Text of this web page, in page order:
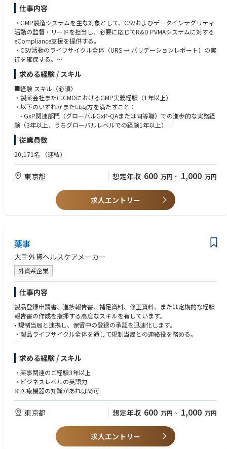
■経験 スキル〈尚可〉
• プロジェクトマネジメントのスキルおよび実務経験
• ICH Q10、PIC/S GMP Annex 11、MHLW ER/ESを含むGMP規制の深い知
識
• リスクベースのアプローチによるCMO/ベンダーシステムアセスメント用
監査チェックリストの作成・実施能力
• 製造環境におけるデータインテグリティ（ALCOA++原則）の知識と実
装・評価経験
• CSVライフサイクルおよびGAMP5手法に関する専門知識
• AI/MLバリデーションに関する知識
• 修士号または博士号
• 規制当局査察（FDA、EMA、PMDA）に関する実務経験
• グローバルベンダーガバナンスモデルの標準化・統一化への経験
• デジタル品質イニシアチブ（システム統合、AIバリデーション等）への
関与経験
仕事内容
・GMP製造システムを主な対象として、CSVおよびデータインテグリティ
活動の監督・リードを担当し、必要に応じてR&D PVMAシステムに対する
eCompliance支援を提供する。
・CSV活動のライフサイクル全体（URS → バリデーションレポート）の実
行を確保する。
・GxPシステムのリスクベースバリデーションおよびDI評価、バリデーシ
ョン計画書・ユーザー要件仕様書・機能/設計仕様書・テストプロトコル
（IQ/OQ/PQ）・トレーサビリティマトリクス・バリデーション報告書・S
OP・変更管理文書など、システムライフサイクル文書の管理・監督を行
う。
・初期リスクアセスメントの実施、ベンダーデューデリジェンス、グロー
バル/ローカルITシステムへのバリデーションアプローチの提供、GxPシス
・リスクレベルおよび頻度に基づき、GxPシステムの定期評価を実施す
る。
・変更管理の監督を行い、規制当局査察およびパートナー監査を支援す
・データインテグリティガバナンス（ALCOA++）の強化に取り組む。
QA管理職に報告する。
・CSV関連のトレーニングプログラムを企画・開発・実施し、IT部門およ
従ったバリデーション活動を円滑に推進する。
・FDAのCSAガイダンスにおける「クリティカルシンキング」の概念に基
づき、迅速なシステム/アプリケーション導入に対応するCSVプロセスの効
率化を推進する。
・コンピューティングサービスプロバイダーの管理・デューデリジェンス
にSMEとして参画する。
・規制当局査察・パートナー監査においてIT関連の指摘事項および推奨事
項のコミュニケーションを支援する。
・AI/MLのGxP展開に向けたバリデーション戦略の実装をDX・ITおよびク
ロスファンクションと協働して推進する。
≪入社後のキャリアパス≫
本ポジションはグローバルQA部門のQA企画部に所属します。入社後はグ
ローバルeComplianceチームの一員として、CSV・データインテグリテ
ィ・ITガバナンスに関する実務経験をグローバルスケールでさらに深める
ことができます。将来的には、チーム内での専門性向上を通じてシニアマ
ネージャーやAssociate Director（eCompliance & IT Governance）へのキ
ャリアアップが期待されます。また、GMP領域にとどまらずR&D・PV・M
A機能へのeCompliance支援経験を積むことで、より広範なGxP品質保証
領域でのリーダーシップポジションへの道も開かれています。AI/ML等の
る機会があります。
求める経験 / スキル
■経験 スキル〈必須〉
・製薬会社またはCMOにおけるGMP実務経験（1年以上）
・以下のいずれかまたは両方を満たすこと：
- GxP関連部門（グローバルGxP-QAまたは同等職）での進歩的な実務経
験（3年以上、うちグローバルレベルでの経験1年以上）
- グローバルレベルでのCSVまたは品質関連ITシステム管理の実務経験（1
年以上または同等）、およびISPE GAMP5第1版の深い知識と第2版への習
熟
高い知識
・CSVライフサイクルおよびGAMP5方法論の専門知識
・リスクベースバリデーションおよびQMSプロセスの理解
・グローバルチームにおける高いプロジェクトマネジメントスキル
・クロスファンクショナルおよびグローバルチームでの豊富な業務経験
• 理系分野の学士号（Bachelor's degree, Scientific discipline）
• エンタープライズマインドセットを持ち、現状に疑問を持ち改善を推進
できる姿勢
• グローバルチームおよびクロスファンクショナル環境での協働能力
• リスクの特定・課題の整理・リスク軽減戦略の立案・QA管理職への適時
報告能力
• 自律的かつ主体的に業務を推進できること（上位者からの限定的な指導
のもとでも複雑な技術的品質要件を対応できること）
■経験 スキル〈尚可〉
• GMP製造システム（MES、LIMS、EBR、ERPなど）に関するCSVの実務
経験
• CMO/CROなどの外部パートナーとのGxP監査または技術移転の経験（シ
ステム評価・監査管理を含む）
• 製造サイトでの規制当局査察（保健当局またはスポンサー監査）の対応
経験
• ICH Q10およびPIC/S GMPを含むGMP規制に関する深い知識
• データインテグリティ（ALCOA+）原則の理解
• リスクベースアプローチによるCMO/ベンダーシステム評価のための監査
チェックリスト作成・実行能力
• AI/MLバリデーションに関する知識
• 修士号または博士号
従業員数
20,171名 （連結）
東京都 想定年収 600 万円 ~ 1,000 万円
求人エントリー
薬事
大手外資ヘルスケアメーカー
外資系企業
仕事内容
製品登録申請書、進捗報告書、補足資料、修正資料、または定期的な経験
報告書の作成を指揮する高度なスキルを有しています。
• 規制当局と連携し、保留中の登録の承認を迅速化します。
・製品ライフサイクル全体を通して規制当局との連絡役を務める。
※ビジネスレベルの英語力が必要です
求める経験 / スキル
・薬事関連のご経験3年以上
・ビジネスレベルの英語力
※医療機器の知識があれば尚可
東京都 想定年収 600 万円 ~ 1,000 万円
求人エントリー